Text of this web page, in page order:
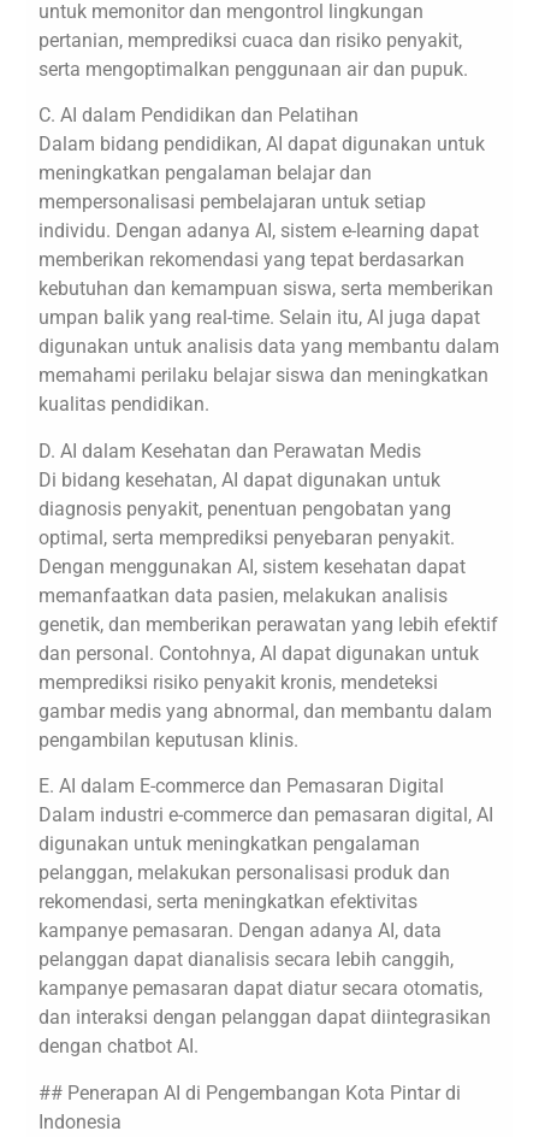
untuk memonitor dan mengontrol lingkungan
pertanian, memprediksi cuaca dan risiko penyakit,
serta mengoptimalkan penggunaan air dan pupuk.
C. AI dalam Pendidikan dan Pelatihan
Dalam bidang pendidikan, AI dapat digunakan untuk
meningkatkan pengalaman belajar dan
mempersonalisasi pembelajaran untuk setiap
individu. Dengan adanya AI, sistem e-learning dapat
memberikan rekomendasi yang tepat berdasarkan
kebutuhan dan kemampuan siswa, serta memberikan
umpan balik yang real-time. Selain itu, AI juga dapat
digunakan untuk analisis data yang membantu dalam
memahami perilaku belajar siswa dan meningkatkan
kualitas pendidikan.
D. AI dalam Kesehatan dan Perawatan Medis
Di bidang kesehatan, AI dapat digunakan untuk
diagnosis penyakit, penentuan pengobatan yang
optimal, serta memprediksi penyebaran penyakit.
Dengan menggunakan AI, sistem kesehatan dapat
memanfaatkan data pasien, melakukan analisis
genetik, dan memberikan perawatan yang lebih efektif
dan personal. Contohnya, AI dapat digunakan untuk
memprediksi risiko penyakit kronis, mendeteksi
gambar medis yang abnormal, dan membantu dalam
pengambilan keputusan klinis.
E. AI dalam E-commerce dan Pemasaran Digital
Dalam industri e-commerce dan pemasaran digital, AI
digunakan untuk meningkatkan pengalaman
pelanggan, melakukan personalisasi produk dan
rekomendasi, serta meningkatkan efektivitas
kampanye pemasaran. Dengan adanya AI, data
pelanggan dapat dianalisis secara lebih canggih,
kampanye pemasaran dapat diatur secara otomatis,
dan interaksi dengan pelanggan dapat diintegrasikan
dengan chatbot AI.
## Penerapan AI di Pengembangan Kota Pintar di
Indonesia